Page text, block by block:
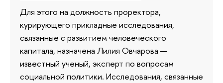
Для этого на должность проректора,
курирующего прикладные исследования,
связанные с развитием человеческого
капитала, назначена Лилия Овчарова —
известный ученый, эксперт по вопросам
социальной политики. Исследования, связанные